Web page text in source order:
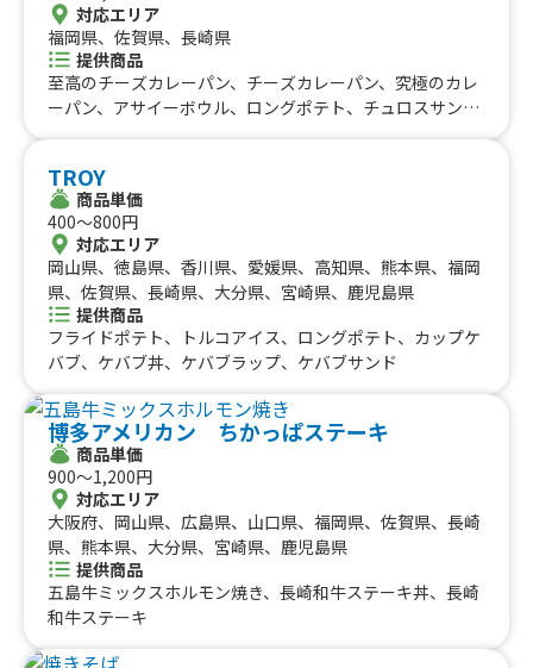
沖縄県対応エリア
福岡県、佐賀県、長崎県
提供商品
至高のチーズカレーパン、チーズカレーパン、究極のカレ
ーパン、アサイーボウル、ロングポテト、チュロスサンデ
ココ、チュロス、キウイ&ナタデココ、かき氷、削りいち
ご、フルーツソースグレープフルーツナタデココ、フルー
ツソース台湾レモン、フルーツソースパイナップルパッシ
ョンナタデココ、フルーツソースストロベリー&ナタデコ
コ、リフレッシュアクア、グレナデンジンジャー、韓国か
き氷ピンス、禁断の竜田揚げ
TROY
商品単価
400〜800円
対応エリア
岡山県、徳島県、香川県、愛媛県、高知県、熊本県、福岡
県、佐賀県、長崎県、大分県、宮崎県、鹿児島県
提供商品
フライドポテト、トルコアイス、ロングポテト、カップケ
バブ、ケバブ丼、ケバブラップ、ケバブサンド
博多アメリカン ちかっぱステーキ
商品単価
900〜1,200円
対応エリア
大阪府、岡山県、広島県、山口県、福岡県、佐賀県、長崎
県、熊本県、大分県、宮崎県、鹿児島県
提供商品
五島牛ミックスホルモン焼き、長崎和牛ステーキ丼、長崎
和牛ステーキ